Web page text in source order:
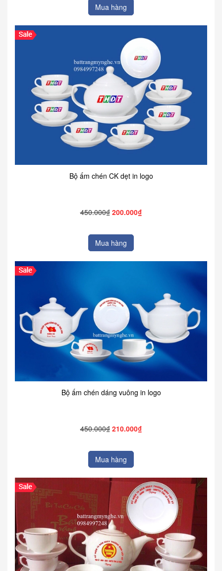
Mua hàng
Bộ ấm chén CK dẹt in logo
450.000₫ 200.000₫
Mua hàng
Bộ ấm chén dáng vuông in logo
450.000₫ 210.000₫
Mua hàng